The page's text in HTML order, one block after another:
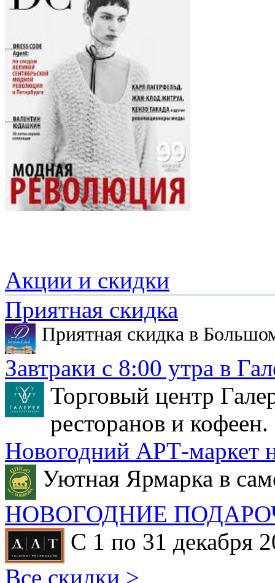
Акции и скидки
Приятная скидка
Приятная скидка в
Завтраки с 8:00 утра в
Торговый центр
ресторанов и кофеен.
Новогодний АРТ-маркет
Уютная Ярмарка в
НОВОГОДНИЕ
С 1 по 31 декабря
Все скидки >